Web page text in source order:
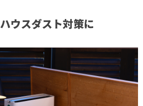
ハウスダスト対策に